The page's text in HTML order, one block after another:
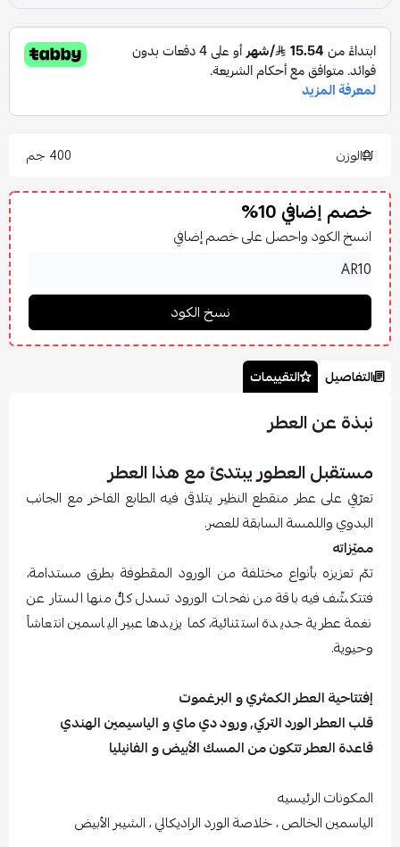
الوزن 400 جم
خصم إضافي 10%
انسخ الكود واحصل على خصم إضافي
التفاصيل التقييمات
نبذة عن العطر
مستقبل العطور يبتدئ مع هذا العطر
تعرّفي على عطر منقطع النظير يتلاقى فيه الطابع الفاخر مع الجانب
البدوي واللمسة السابقة للعصر.
مميّزاته
تمّ تعزيزه بأنواع مختلفة من الورود المقطوفة بطرق مستدامة،
فتتكشّف فيه باقة من نفحات الورود تسدل كلٌّ منها الستار عن
نغمة عطرية جديدة استثنائية، كما يزيدها عبير الياسمين انتعاشاً
وحيوية.
إفتتاحية العطر الكمثري و البرغموت
قلب العطر الورد التركي, ورود دي ماي و الياسيمين الهندي
قاعدة العطر تتكون من المسك الأبيض و الفانيليا
المكونات الرئيسيه
الياسمين الخالص ، خلاصة الورد الراديكالي ، الشيبر الأبيض